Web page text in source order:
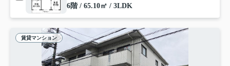
6階 / 65.10㎡ / 3LDK
賃貸マンション